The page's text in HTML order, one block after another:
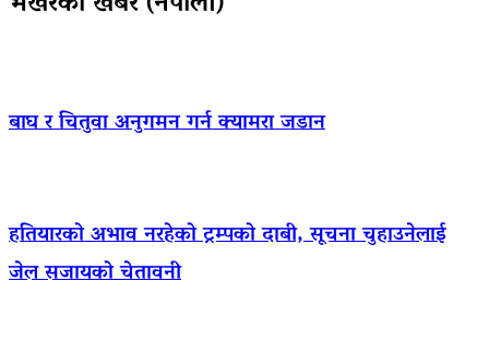
बाघ र चितुवा अनुगमन गर्न क्यामरा जडान
हतियारको अभाव नरहेको ट्रम्पको दाबी, सूचना चुहाउनेलाई
जेल सजायको चेतावनी